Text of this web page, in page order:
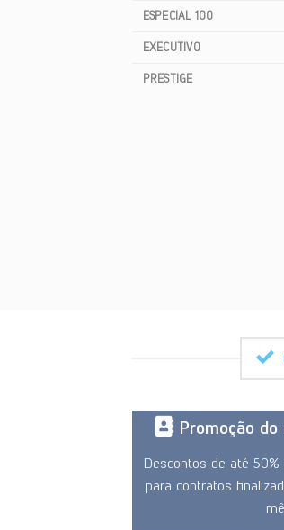
ESPECIAL 100
EXECUTIVO
PRESTIGE
Promoção
Descontos de até 50%
para contratos